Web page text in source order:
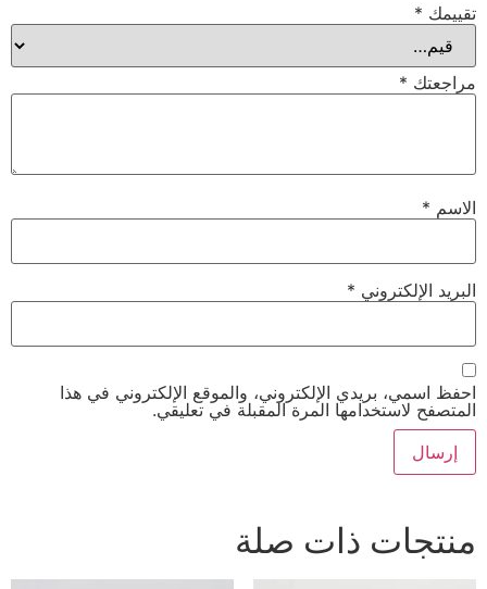
تقييمك *
مراجعتك *
الاسم *
البريد الإلكتروني *
احفظ اسمي، بريدي الإلكتروني، والموقع الإلكتروني في هذا
المتصفح لاستخدامها المرة المقبلة في تعليقي.
منتجات ذات صلة